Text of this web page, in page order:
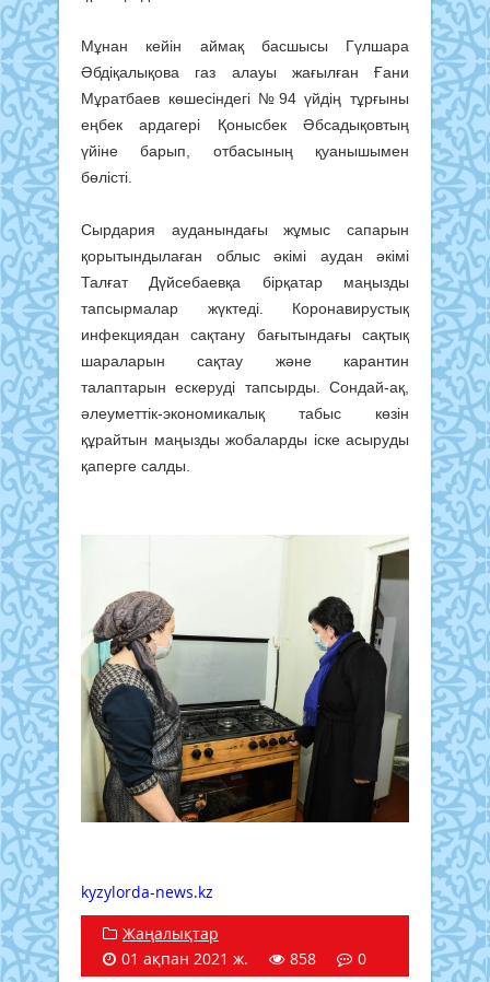
Мұнан кейін аймақ басшысы Гүлшара
Әбдіқалықова газ алауы жағылған Ғани
Мұратбаев көшесіндегі №94 үйдің тұрғыны
еңбек ардагері Қонысбек Әбсадықовтың
үйіне барып, отбасының қуанышымен
бөлісті.
Сырдария ауданындағы жұмыс сапарын
қорытындылаған облыс әкімі аудан әкімі
Талғат Дүйсебаевқа бірқатар маңызды
тапсырмалар жүктеді. Коронавирустық
инфекциядан сақтану бағытындағы сақтық
шараларын сақтау және карантин
талаптарын ескеруді тапсырды. Сондай-ақ,
әлеуметтік-экономикалық табыс көзін
құрайтын маңызды жобаларды іске асыруды
қаперге салды.
kyzylorda-news.kz
Жаңалықтар
01 ақпан 2021 ж.
858 0